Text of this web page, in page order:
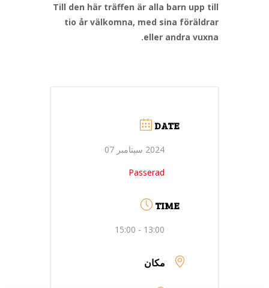
Till den här träffen är alla barn upp till
tio år välkomna, med sina föräldrar
eller andra vuxna.
DATE
2024 سپتامبر 07
Passerad
TIME
13:00 - 15:00
مکان